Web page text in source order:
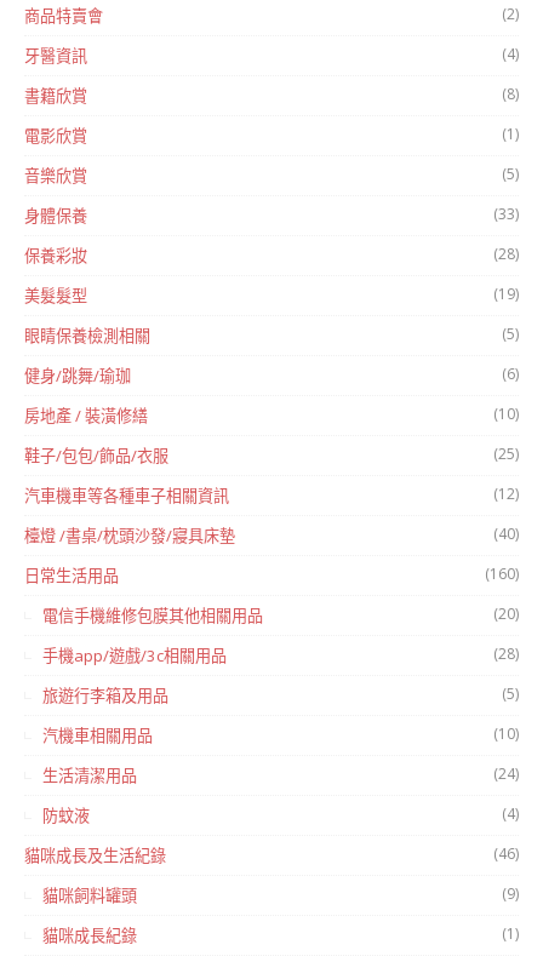
商品特賣會 (2)
牙醫資訊 (4)
書籍欣賞 (8)
電影欣賞 (1)
音樂欣賞 (5)
身體保養 (33)
保養彩妝 (28)
美髮髮型 (19)
眼睛保養檢測相關 (5)
健身/跳舞/瑜珈 (6)
房地產 / 裝潢修繕 (10)
鞋子/包包/飾品/衣服 (25)
汽車機車等各種車子相關資訊 (12)
檯燈 /書桌/枕頭沙發/寢具床墊 (40)
日常生活用品 (160)
電信手機維修包膜其他相關用品 (20)
手機app/遊戲/3c相關用品 (28)
旅遊行李箱及用品 (5)
汽機車相關用品 (10)
生活清潔用品 (24)
防蚊液 (4)
貓咪成長及生活紀錄 (46)
貓咪飼料罐頭 (9)
貓咪成長紀錄 (1)